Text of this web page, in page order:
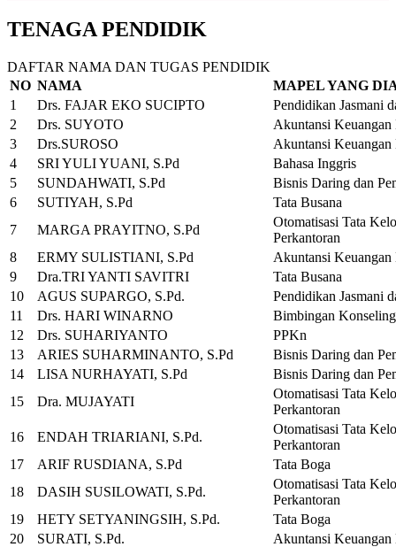
TENAGA PENDIDIK
DAFTAR NAMA DAN TUGAS PENDIDIK
NO NAMA
MAPEL YANG
1
Drs. FAJAR EKO SUCIPTO
Pendidikan Jasmani
2
Drs. SUYOTO
Akuntansi Keuangan
3
Drs.SUROSO
Akuntansi Keuangan
4
SRI YULI YUANI, S.Pd
Bahasa Inggris
5
SUNDAHWATI, S.Pd
Bisnis Daring dan
6
SUTIYAH, S.Pd
Tata Busana
7
MARGA PRAYITNO, S.Pd
Otomatisasi Tata
Perkantoran
8
ERMY SULISTIANI, S.Pd
Akuntansi Keuangan
9
Dra.TRI YANTI SAVITRI
Tata Busana
10
AGUS SUPARGO, S.Pd.
Pendidikan Jasmani
11
Drs. HARI WINARNO
Bimbingan Konseling
12
Drs. SUHARIYANTO
PPKn
13
ARIES SUHARMINANTO, S.Pd
Bisnis Daring dan
14
LISA NURHAYATI, S.Pd
Bisnis Daring dan
15
Dra. MUJAYATI
Otomatisasi Tata
Perkantoran
16
ENDAH TRIARIANI, S.Pd.
Otomatisasi Tata
Perkantoran
17
ARIF RUSDIANA, S.Pd
Tata Boga
18
DASIH SUSILOWATI, S.Pd.
Otomatisasi Tata
Perkantoran
19
HETY SETYANINGSIH, S.Pd.
Tata Boga
20
SURATI, S.Pd.
Akuntansi Keuangan